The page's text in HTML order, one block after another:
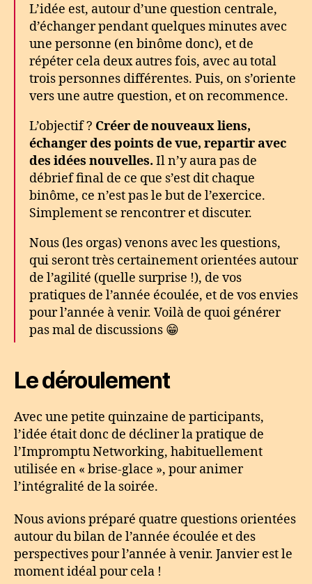
L’idée est, autour d’une question centrale,
d’échanger pendant quelques minutes avec
une personne (en binôme donc), et de
répéter cela deux autres fois, avec au total
trois personnes différentes. Puis, on s’oriente
vers une autre question, et on recommence.
L’objectif ? Créer de nouveaux liens,
échanger des points de vue, repartir avec
des idées nouvelles. Il n’y aura pas de
débrief final de ce que s’est dit chaque
binôme, ce n’est pas le but de l’exercice.
Simplement se rencontrer et discuter.
Nous (les orgas) venons avec les questions,
qui seront très certainement orientées autour
de l’agilité (quelle surprise !), de vos
pratiques de l’année écoulée, et de vos envies
pour l’année à venir. Voilà de quoi générer
pas mal de discussions 😁
Le déroulement
Avec une petite quinzaine de participants,
l’idée était donc de décliner la pratique de
l’Impromptu Networking, habituellement
utilisée en « brise-glace », pour animer
l’intégralité de la soirée.
Nous avions préparé quatre questions orientées
autour du bilan de l’année écoulée et des
perspectives pour l’année à venir. Janvier est le
moment idéal pour cela !